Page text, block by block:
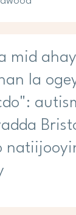
mid
la